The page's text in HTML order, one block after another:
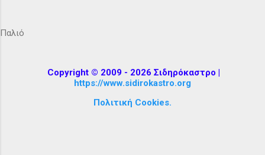
Παλιό
Copyright © 2009 - 2026 Σιδηρόκαστρο |
https://www.sidirokastro.org
Πολιτική Cookies.